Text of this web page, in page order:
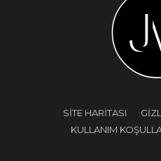
SİTE HARİTASI
KULLANIM